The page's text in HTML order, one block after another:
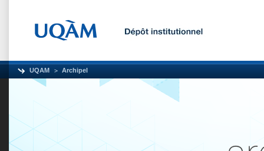
UQAM Archipel